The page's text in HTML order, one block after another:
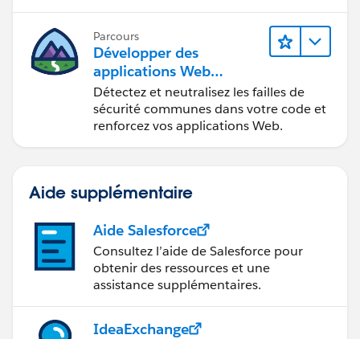
Parcours
Développer des
applications Web
sécurisées
Détectez et neutralisez les failles de
sécurité communes dans votre code et
renforcez vos applications Web.
Aide supplémentaire
Aide Salesforce
Consultez l’aide de Salesforce pour
obtenir des ressources et une
assistance supplémentaires.
IdeaExchange